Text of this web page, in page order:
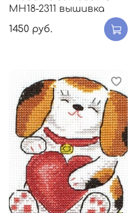
МH18-2311 вышивка
1450 руб.